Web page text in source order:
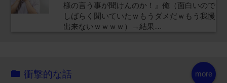
様の言う事が聞けんのか！』俺（面白いので
しばらく聞いていたｗもうダメだｗもう我慢
出来ないｗｗｗｗ）→結果…
more
衝撃的な話